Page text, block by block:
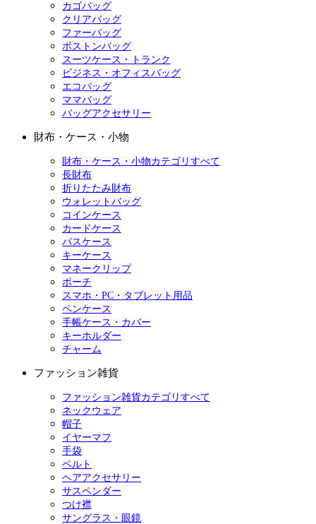
カゴバッグ
クリアバッグ
ファーバッグ
ボストンバッグ
スーツケース・トランク
ビジネス・オフィスバッグ
エコバッグ
ママバッグ
バッグアクセサリー
財布・ケース・小物
財布・ケース・小物カテゴリすべて
長財布
折りたたみ財布
ウォレットバッグ
コインケース
カードケース
パスケース
キーケース
マネークリップ
ポーチ
スマホ・PC・タブレット用品
ペンケース
手帳ケース・カバー
キーホルダー
チャーム
ファッション雑貨
ファッション雑貨カテゴリすべて
ネックウェア
帽子
イヤーマフ
手袋
ベルト
ヘアアクセサリー
サスペンダー
つけ襟
サングラス・眼鏡